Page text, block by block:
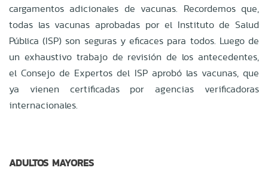
cargamentos adicionales de vacunas. Recordemos que,
todas las vacunas aprobadas por el Instituto de Salud
Pública (ISP) son seguras y eficaces para todos. Luego de
un exhaustivo trabajo de revisión de los antecedentes,
el Consejo de Expertos del ISP aprobó las vacunas, que
ya vienen certificadas por agencias verificadoras
internacionales.
ADULTOS MAYORES